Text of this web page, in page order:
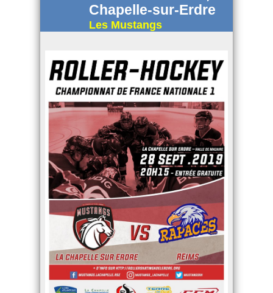
Chapelle-sur-Erdre
Les Mustangs